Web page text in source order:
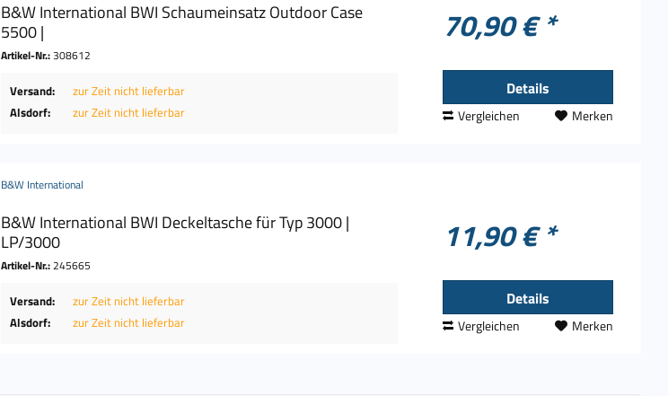
B&W International BWI Schaumeinsatz Outdoor Case
5500 |
Artikel-Nr.:308612
Versand:
zur Zeit nicht lieferbar
Alsdorf:
zur Zeit nicht lieferbar
70,90 € *
Details
Vergleichen Merken
B&W International
B&W International BWI Deckeltasche für Typ 3000 |
LP/3000
Artikel-Nr.:245665
Versand:
zur Zeit nicht lieferbar
Alsdorf:
zur Zeit nicht lieferbar
11,90 € *
Details
Vergleichen Merken